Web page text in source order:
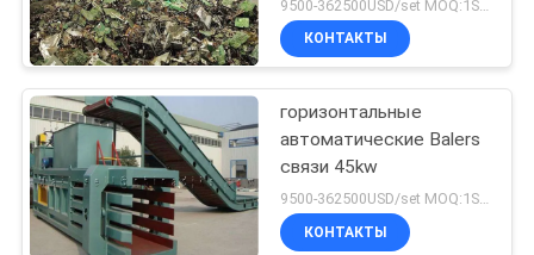
КОНТАКТЫ
горизонтальные
автоматические Balers
связи 45kw
9500-362500USD/set MOQ:1SET
КОНТАКТЫ